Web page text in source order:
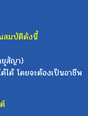
สมบัติดังนี้
สัญา)
ได้ โดยจะต้องเป็นอาชีพ